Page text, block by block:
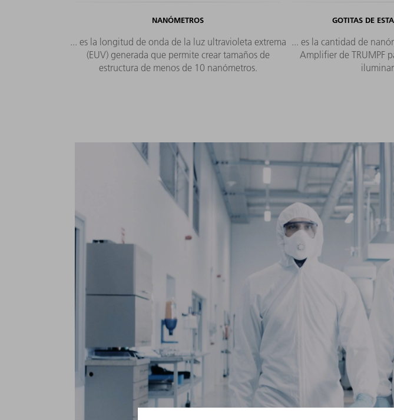
NANÓMETROS
... es la longitud de onda de la luz ultravioleta extrema
(EUV) generada que permite crear tamaños de
estructura de menos de 10 nanómetros.
GOTITAS DE
... es la cantidad de
Amplifier de TRUMPF